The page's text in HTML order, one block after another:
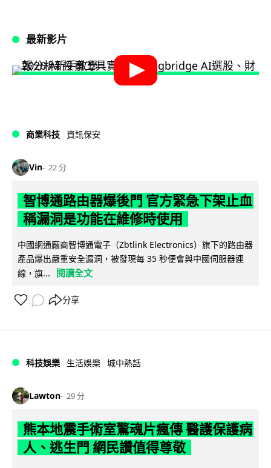
最新影片
商業科技 資訊保安
Vin 22 分
智博通路由器爆後門 官方緊急下架止血
稱漏洞是功能在維修時使用
中國網通廠商智博通電子（Zbtlink Electronics）旗下的路由器
產品爆出嚴重安全漏洞，被發現每 35 秒便會與中國伺服器連
線，旗...
閱讀全文
分享
科技娛樂 生活娛樂 城中熱話
Lawton 29 分
熊本地震手術室驚魂片瘋傳 醫護保護病
人、逃生門 網民讚值得尊敬